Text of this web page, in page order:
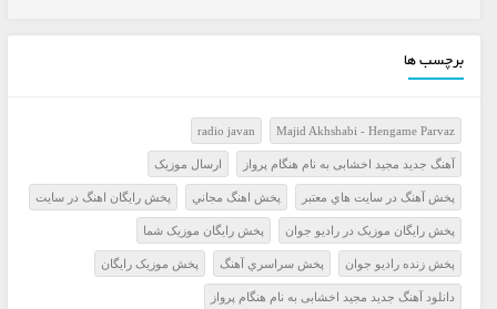
برچسب ها
Majid Akhshabi - Hengame Parvaz
radio javan
آهنگ جدید مجید اخشابی به نام هنگام پرواز ارسال موزيک
پخش آهنگ در سايت هاي معتبر پخش اهنگ مجاني پخش رايگان اهنگ در سايت
پخش رايگان موزيک در راديو جوان پخش رايگان موزيک شما
پخش زنده راديو جوان پخش سراسري آهنگ پخش موزيک رايگان
دانلود آهنگ جدید مجید اخشابی به نام هنگام پرواز